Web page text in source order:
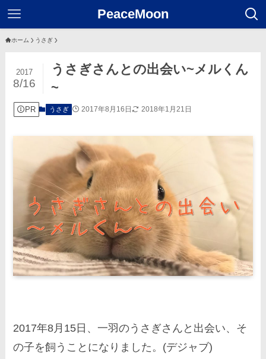
PeaceMoon
ホーム うさぎ
うさぎさんとの出会い~メルくん
~
2017
8/16
PR うさぎ 2017年8月16日 2018年1月21日
2017年8月15日、一羽のうさぎさんと出会い、そ
の子を飼うことになりました。(デジャブ)